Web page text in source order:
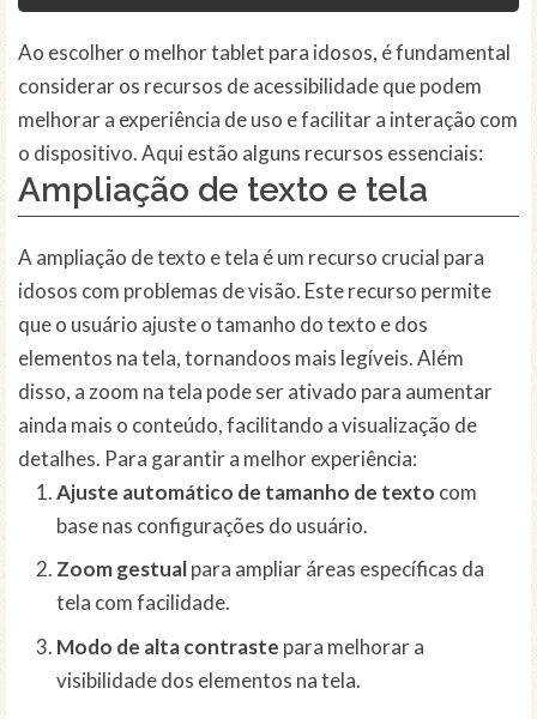
Ao escolher o melhor tablet para idosos, é fundamental
considerar os recursos de acessibilidade que podem
melhorar a experiência de uso e facilitar a interação com
o dispositivo. Aqui estão alguns recursos essenciais:
Ampliação de texto e tela
A ampliação de texto e tela é um recurso crucial para
idosos com problemas de visão. Este recurso permite
que o usuário ajuste o tamanho do texto e dos
elementos na tela, tornandoos mais legíveis. Além
disso, a zoom na tela pode ser ativado para aumentar
ainda mais o conteúdo, facilitando a visualização de
detalhes. Para garantir a melhor experiência:
Ajuste automático de tamanho de texto com
base nas configurações do usuário.
Zoom gestualpara ampliar áreas específicas da
tela com facilidade.
Modo de alta contraste para melhorar a
visibilidade dos elementos na tela.